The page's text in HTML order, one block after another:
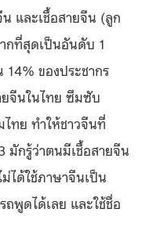
และเชื้อสายจีน (ลูก
กที่สุดเป็นอันดับ 1
ของประชากร
จีนในไทย ซึมซับ
ทย ทำให้ชาวจีนที่
มักรู้ว่าตนมีเชื้อสายจีน
ได้ใช้ภาษาจีนเป็น
พูดได้เลย และใช้ชื่อ